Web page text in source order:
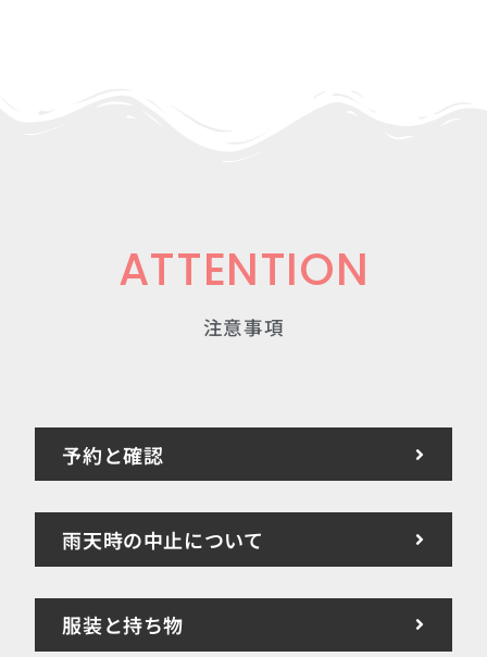
ATTENTION
注意事項
予約と確認
雨天時の中止について
服装と持ち物